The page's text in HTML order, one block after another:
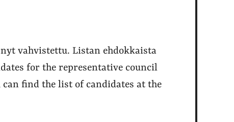
vahvistettu. Listan ehdokkaista
for the representative council
can find the list of candidates at the